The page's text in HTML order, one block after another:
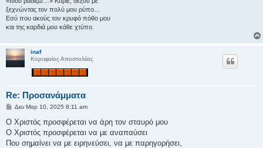
ξεχνώντας τον πολύ μου ρύπο…
Εσύ που ακούς τον κρυφό πόθο μου
και της καρδιά μου κάθε χτύπο.
inaf
Κορυφαίος Αποστολέας
Re: Προσανάμματα
Δ
μ
σ
ί
Δευ Μαρ 10, 2025 8:11 am
Ο Χριστός προσφέρεται να άρη τον σταυρό μου
Ο Χριστός προσφέρεται να με αναπαύσει
Που σημαίνει να με ειρηνεύσει, να με παρηγορήσει,